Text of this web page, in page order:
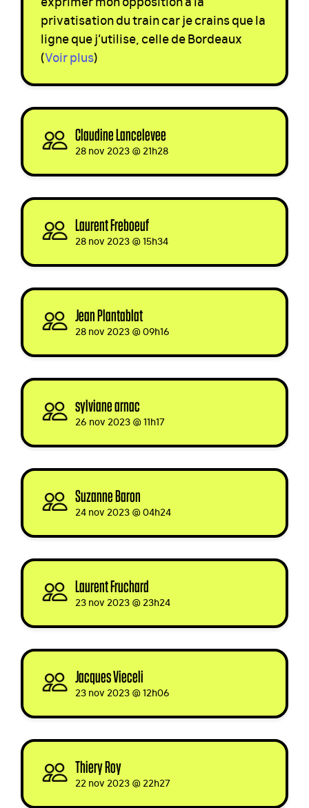
privatisation du train car je crains que la
ligne que j’utilise, celle de Bordeaux
(Voir plus)
Claudine Lancelevee
28 nov 2023 @ 21h28
Laurent Freboeuf
28 nov 2023 @ 15h34
Jean Plantablat
28 nov 2023 @ 09h16
sylviane arnac
26 nov 2023 @ 11h17
Suzanne Baron
24 nov 2023 @ 04h24
Laurent Fruchard
23 nov 2023 @ 23h24
Jacques Vieceli
23 nov 2023 @ 12h06
Thiery Roy
22 nov 2023 @ 22h27